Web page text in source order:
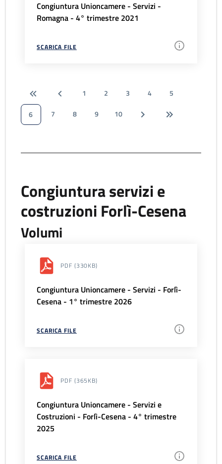
Congiuntura Unioncamere - Servizi -
Romagna - 4° trimestre 2021
SCARICA FILE
1 2 3 4
5
6
7 8 9 10
Congiuntura servizi e
costruzioni Forlì-Cesena
Volumi
PDF (330KB)
Congiuntura Unioncamere - Servizi - Forlì-
Cesena - 1° trimestre 2026
SCARICA FILE
PDF (365KB)
Congiuntura Unioncamere - Servizi e
Costruzioni - Forlì-Cesena - 4° trimestre
2025
SCARICA FILE